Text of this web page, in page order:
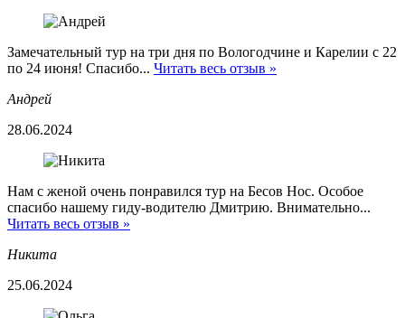
Замечательный тур на три дня по Вологодчине и Карелии с 22
по 24 июня! Спасибо... Читать весь отзыв »
Андрей
28.06.2024
Нам с женой очень понравился тур на Бесов Нос. Особое
спасибо нашему гиду-водителю Дмитрию. Внимательно...
Читать весь отзыв »
Никита
25.06.2024